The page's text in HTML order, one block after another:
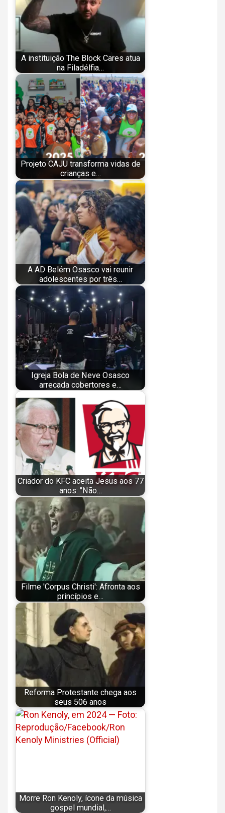
A instituição The Block Cares atua
na Filadélfia…
Projeto CAJU transforma vidas de
crianças e…
A AD Belém Osasco vai reunir
adolescentes por três…
Igreja Bola de Neve Osasco
arrecada cobertores e…
Criador do KFC aceita Jesus aos 77
anos: "Não…
Filme 'Corpus Christi': Afronta aos
princípios e…
Reforma Protestante chega aos
seus 506 anos
Morre Ron Kenoly, ícone da música
gospel mundial,…